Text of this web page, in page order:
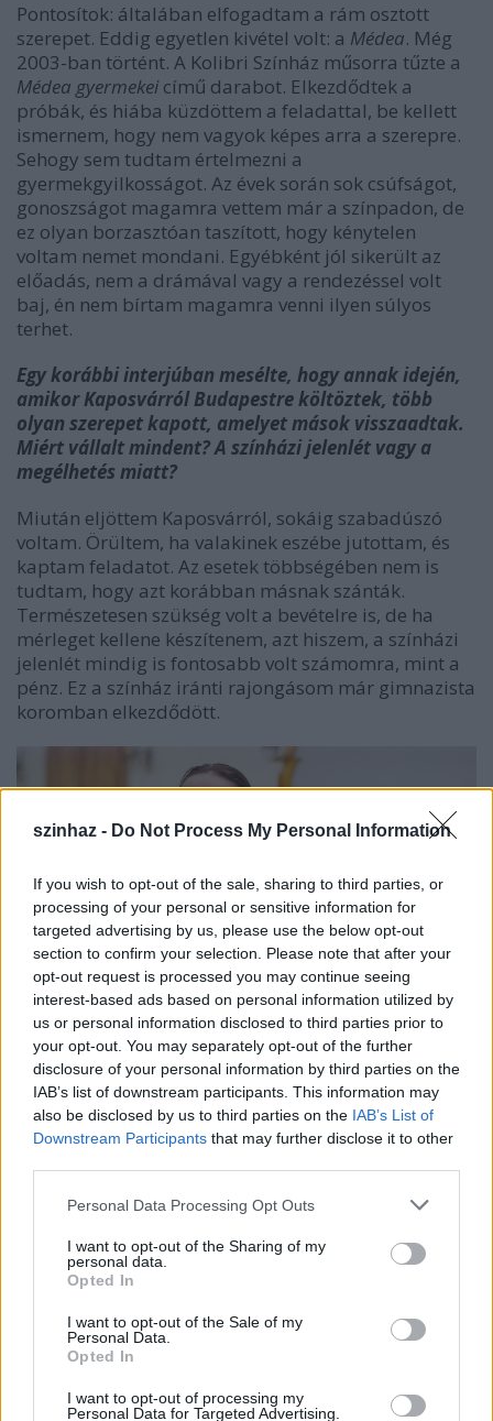
szinhaz - Do Not Process My Personal Information
If you wish to opt-out of the sale, sharing to third parties, or
processing of your personal or sensitive information for
targeted advertising by us, please use the below opt-out
section to confirm your selection. Please note that after your
opt-out request is processed you may continue seeing
interest-based ads based on personal information utilized by
us or personal information disclosed to third parties prior to
your opt-out. You may separately opt-out of the further
disclosure of your personal information by third parties on the
IAB’s list of downstream participants. This information may
also be disclosed by us to third parties on the IAB’s List of
Downstream Participants that may further disclose it to other
Please note that this website/app uses one or more Google
not limited to your visit or usage behaviour. You may click to
grant or deny consent to Google and its third-party tags to
use your data for below specified purposes in below Google
consent section.
Personal Data Processing Opt Outs
I want to opt-out of the Sharing of my
personal data.
Opted In
I want to opt-out of the Sale of my
Personal Data.
Opted In
I want to opt-out of processing my
Personal Data for Targeted Advertising.
Pontosítok: általában elfogadtam a rám osztott
szerepet. Eddig egyetlen kivétel volt: a Médea. Még
2003-ban történt. A Kolibri Színház műsorra tűzte a
Médea gyermekei című darabot. Elkezdődtek a
próbák, és hiába küzdöttem a feladattal, be kellett
ismernem, hogy nem vagyok képes arra a szerepre.
Sehogy sem tudtam értelmezni a
gyermekgyilkosságot. Az évek során sok csúfságot,
gonoszságot magamra vettem már a színpadon, de
ez olyan borzasztóan taszított, hogy kénytelen
voltam nemet mondani. Egyébként jól sikerült az
előadás, nem a drámával vagy a rendezéssel volt
baj, én nem bírtam magamra venni ilyen súlyos
terhet.
Egy korábbi interjúban mesélte, hogy annak idején,
amikor Kaposvárról Budapestre költöztek, több
olyan szerepet kapott, amelyet mások visszaadtak.
Miért vállalt mindent? A színházi jelenlét vagy a
megélhetés miatt?
Miután eljöttem Kaposvárról, sokáig szabadúszó
voltam. Örültem, ha valakinek eszébe jutottam, és
kaptam feladatot. Az esetek többségében nem is
tudtam, hogy azt korábban másnak szánták.
Természetesen szükség volt a bevételre is, de ha
mérleget kellene készítenem, azt hiszem, a színházi
jelenlét mindig is fontosabb volt számomra, mint a
pénz. Ez a színház iránti rajongásom már gimnazista
koromban elkezdődött.
Nagy Mari a Gólem SzínházSzakácskönyv a túlélésért
előadásban (fotó: Toldy Miklós)
Ezért olyan talányos az életrajzában, hogy bár a
színházért rajongott, mégis – kétszer is – a
Gimnazistaként állandóan ott lógtunk a kaposvári
többször is. Természetesen diákszínpados voltam,
az ünnepségeken állandóan verset mondtam,
Somogy megyében minden szavalóversenyen
szerepeltem. Gyakran nyertem is. Ennek ellenére volt